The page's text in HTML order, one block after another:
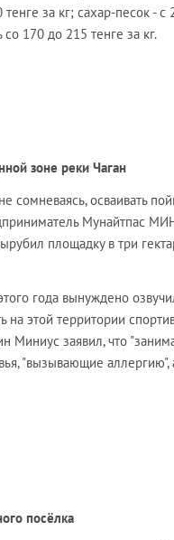
за кг; сахар-песок - с
170 до 215 тенге за кг.
зоне реки Чаган
сомневаясь, осваивать
Мунайтпас
площадку в три
года вынуждено
на этой территории
Миниус заявил, что
"вызывающие аллергию",
посёлка